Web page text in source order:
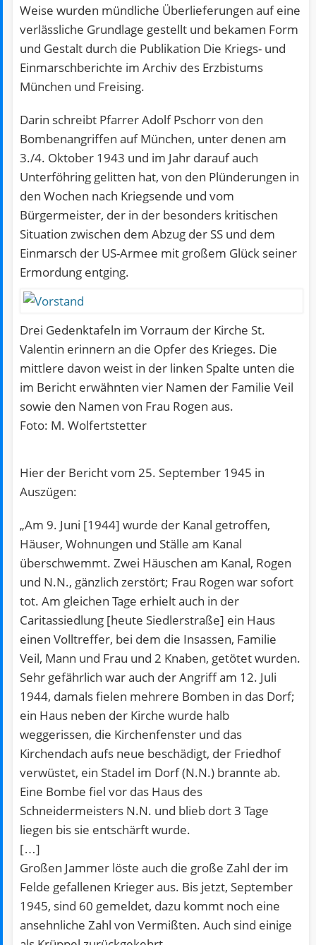
Weise wurden mündliche Überlieferungen auf eine
verlässliche Grundlage gestellt und bekamen Form
und Gestalt durch die Publikation Die Kriegs- und
Einmarschberichte im Archiv des Erzbistums
München und Freising.
Darin schreibt Pfarrer Adolf Pschorr von den
Bombenangriffen auf München, unter denen am
3./4. Oktober 1943 und im Jahr darauf auch
Unterföhring gelitten hat, von den Plünderungen in
den Wochen nach Kriegsende und vom
Bürgermeister, der in der besonders kritischen
Situation zwischen dem Abzug der SS und dem
Einmarsch der US-Armee mit großem Glück seiner
Ermordung entging.
Drei Gedenktafeln im Vorraum der Kirche St.
Valentin erinnern an die Opfer des Krieges. Die
mittlere davon weist in der linken Spalte unten die
im Bericht erwähnten vier Namen der Familie Veil
sowie den Namen von Frau Rogen aus.
Foto: M. Wolfertstetter
Hier der Bericht vom 25. September 1945 in
Auszügen:
„Am 9. Juni [1944] wurde der Kanal getroffen,
Häuser, Wohnungen und Ställe am Kanal
überschwemmt. Zwei Häuschen am Kanal, Rogen
und N.N., gänzlich zerstört; Frau Rogen war sofort
tot. Am gleichen Tage erhielt auch in der
Caritassiedlung [heute Siedlerstraße] ein Haus
einen Volltreffer, bei dem die Insassen, Familie
Veil, Mann und Frau und 2 Knaben, getötet wurden.
Sehr gefährlich war auch der Angriff am 12. Juli
1944, damals fielen mehrere Bomben in das Dorf;
ein Haus neben der Kirche wurde halb
weggerissen, die Kirchenfenster und das
Kirchendach aufs neue beschädigt, der Friedhof
verwüstet, ein Stadel im Dorf (N.N.) brannte ab.
Eine Bombe fiel vor das Haus des
Schneidermeisters N.N. und blieb dort 3 Tage
liegen bis sie entschärft wurde.
[…]
Großen Jammer löste auch die große Zahl der im
Felde gefallenen Krieger aus. Bis jetzt, September
1945, sind 60 gemeldet, dazu kommt noch eine
ansehnliche Zahl von Vermißten. Auch sind einige